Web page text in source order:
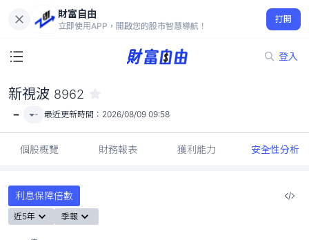
財富自由
立即使用APP，開啟您的股市智慧導航！
打開
登入
-
新視波 8962
- - 最近更新時間： 2026/08/09 09:58
個股概覽 財務報表 獲利能力 安全性分析
利息保障倍數
近5年 季報